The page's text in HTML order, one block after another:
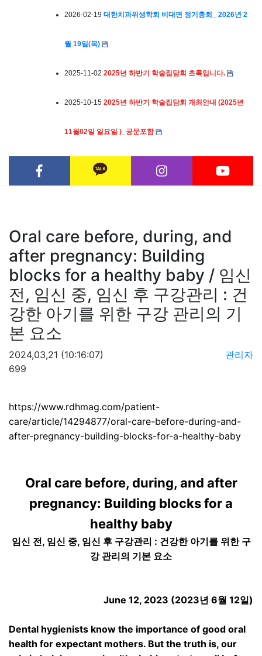
2026-02-19 대한치과위생학회 비대면 정기총회_ 2026년 2
월 19일(목)
2025-11-02 2025년 하반기 학술집담회 초록입니다.
2025-10-15 2025년 하반기 학술집담회 개최안내 (2025년
11월02일 일요일 )_공문포함
Oral care before, during, and
after pregnancy: Building
blocks for a healthy baby / 임신
전, 임신 중, 임신 후 구강관리 : 건
강한 아기를 위한 구강 관리의 기
본 요소
관리자
2024,03,21 (10:16:07)
699
https://www.rdhmag.com/patient-
care/article/14294877/oral-care-before-during-and-
after-pregnancy-building-blocks-for-a-healthy-baby
Oral care before, during, and after
pregnancy: Building blocks for a
healthy baby
임신 전, 임신 중, 임신 후 구강관리 : 건강한 아기를 위한 구
강 관리의 기본 요소
June 12, 2023 (2023년 6월 12일)
Dental hygienists know the importance of good oral
health for expectant mothers. But the truth is, our